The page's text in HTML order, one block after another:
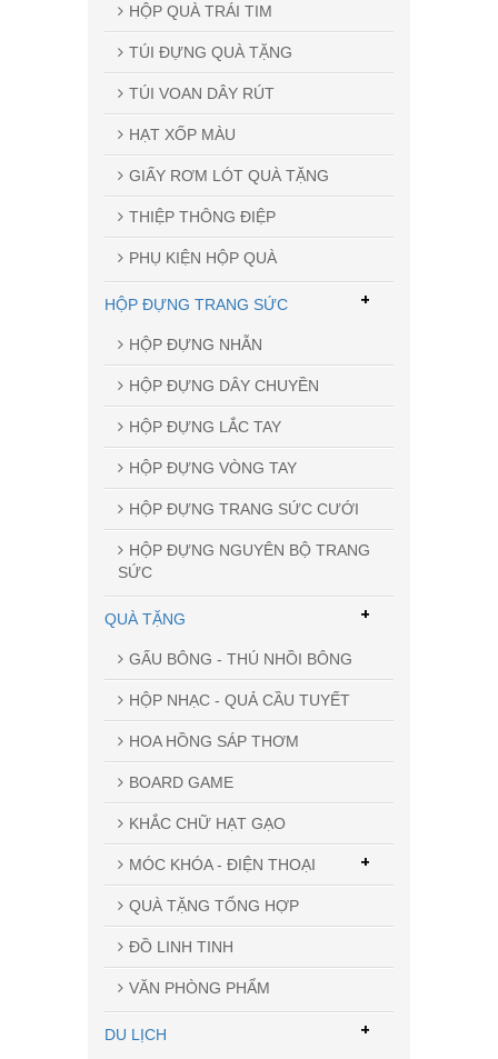
HỘP QUÀ TRÁI TIM
TÚI ĐỰNG QUÀ TẶNG
TÚI VOAN DÂY RÚT
HẠT XỐP MÀU
GIẤY RƠM LÓT QUÀ TẶNG
THIỆP THÔNG ĐIỆP
PHỤ KIỆN HỘP QUÀ
HỘP ĐỰNG TRANG SỨC
HỘP ĐỰNG NHẪN
HỘP ĐỰNG DÂY CHUYỀN
HỘP ĐỰNG LẮC TAY
HỘP ĐỰNG VÒNG TAY
HỘP ĐỰNG TRANG SỨC CƯỚI
HỘP ĐỰNG NGUYÊN BỘ TRANG
SỨC
+
QUÀ TẶNG
GẤU BÔNG - THÚ NHỒI BÔNG
HỘP NHẠC - QUẢ CẦU TUYẾT
HOA HỒNG SÁP THƠM
BOARD GAME
KHẮC CHỮ HẠT GẠO
MÓC KHÓA - ĐIỆN THOẠI +
QUÀ TẶNG TỔNG HỢP
ĐỒ LINH TINH
VĂN PHÒNG PHẨM
+
DU LỊCH +